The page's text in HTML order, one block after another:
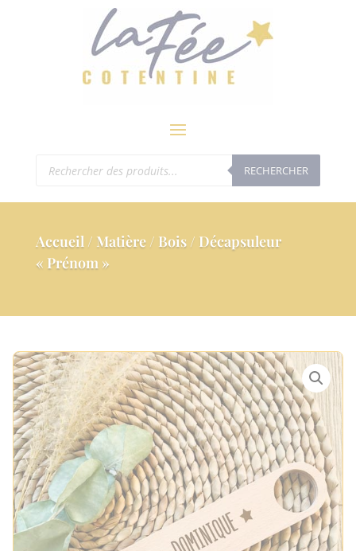
de RECHERCHER
Accueil/ Matière/ Bois/ Décapsuleur
« Prénom »
modal-check